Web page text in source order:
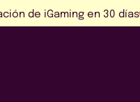
de iGaming en 30 días